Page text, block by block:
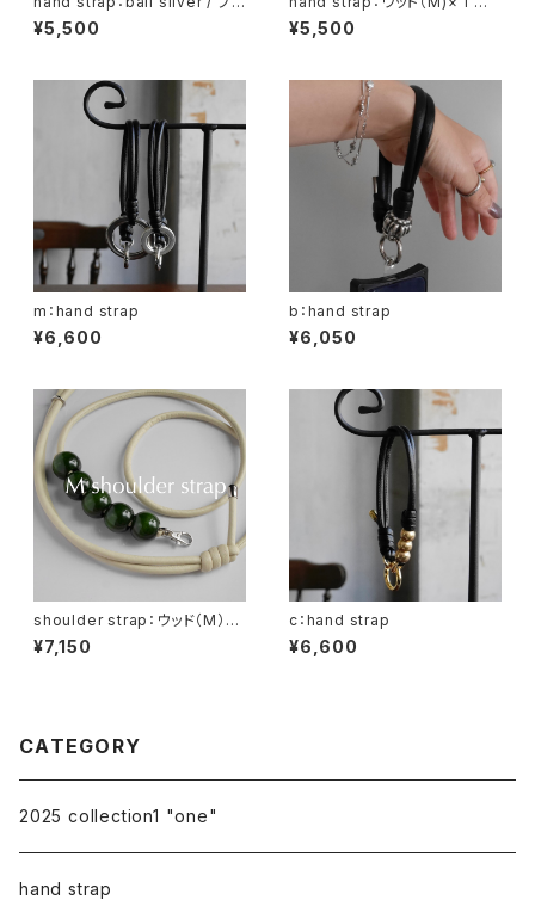
ック
¥5,500
チュラル / ブラック
¥5,500
m：hand strap
¥6,600
b：hand strap
¥6,050
shoulder strap：ウッド（M）×
5 グリーン / アイボリー
¥7,150
c：hand strap
¥6,600
CATEGORY
2025 collection1 "one"
hand strap